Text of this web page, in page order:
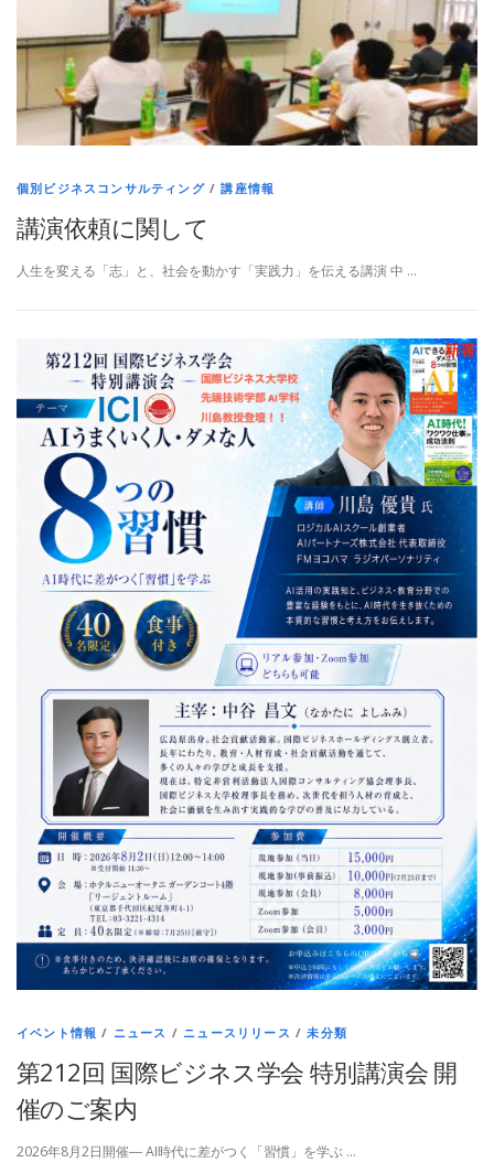
個別ビジネスコンサルティング/講座情報
講演依頼に関して
人生を変える「志」と、社会を動かす「実践力」を伝える講演 中 …
イベント情報 / ニュース / ニュースリリース /未分類
第212回 国際ビジネス学会 特別講演会 開
催のご案内
2026年8月2日開催― AI時代に差がつく「習慣」を学ぶ …